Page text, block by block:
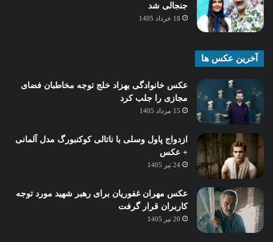
جنجالی شد
18 خرداد 1405
آخرین عکس ها
عکس خانوادگی بهزاد خلج توجه مخاطبان فضای
مجازی را جلب کرد
15 مرداد 1405
ازدواج پاول وسلی با ناتالی کوکنبورگ مدل آلمانی
+ عکس
24 تیر 1405
عکس مهران غفوریان برای رهبر شهید مورد توجه
کاربران قرار گرفت
20 تیر 1405